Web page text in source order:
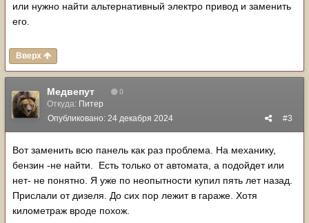
или нужно найти альтернативный электро привод и заменить
его.
Вверх
Медвепут 0
Откуда: Питер
#3
Опубликовано: 24 декабря 2024
Вот заменить всю панель как раз проблема. На механику,
бензин -не найти. Есть только от автомата, а подойдет или
нет- не понятно. Я уже по неопытности купил пять лет назад.
Прислали от дизеля. До сих пор лежит в гараже. Хотя
километраж вроде похож.